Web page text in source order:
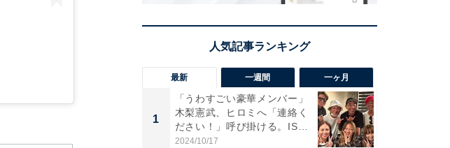
最新 一週間 一ヶ月
1
「うわすごい豪華メンバー」
木梨憲武、ヒロミへ「連絡く
ださい！」呼び掛ける。IS
S...
2024/10/17